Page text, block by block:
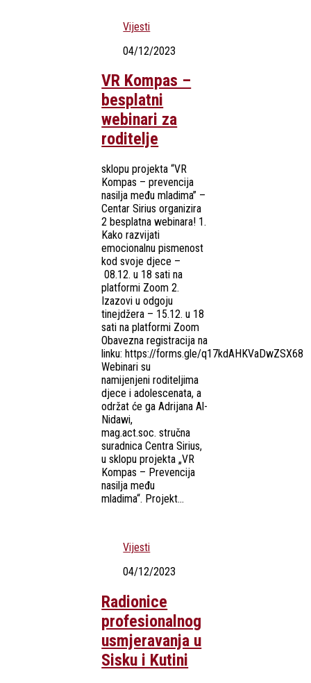
Vijesti
04/12/2023
VR Kompas –
besplatni
webinari za
roditelje
sklopu projekta “VR
Kompas – prevencija
nasilja među mladima” –
Centar Sirius organizira
2 besplatna webinara! 1.
Kako razvijati
emocionalnu pismenost
kod svoje djece –
08.12. u 18 sati na
platformi Zoom 2.
Izazovi u odgoju
tinejdžera – 15.12. u 18
sati na platformi Zoom
Obavezna registracija na
linku: https://forms.gle/q17kdAHKVaDwZSX68
Webinari su
namijenjeni roditeljima
djece i adolescenata, a
održat će ga Adrijana Al-
Nidawi,
mag.act.soc. stručna
suradnica Centra Sirius,
u sklopu projekta „VR
Kompas – Prevencija
nasilja među
mladima“. Projekt...
Vijesti
04/12/2023
Radionice
profesionalnog
usmjeravanja u
Sisku i Kutini